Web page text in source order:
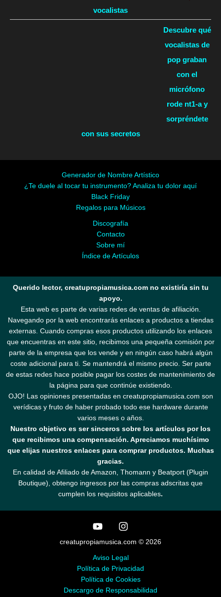
vocalistas
Descubre qué
vocalistas de
pop graban
con el
micrófono
rode nt1-a y
sorpréndete
con sus secretos
Generador de Nombre Artístico
¿Te duele al tocar tu instrumento? Analiza tu dolor aquí
Black Friday
Regalos para Músicos
Discografía
Contacto
Sobre mí
Índice de Artículos
Querido lector, creatupropiamusica.com no existiría sin tu
apoyo.
Esta web es parte de varias redes de ventas de afiliación.
Navegando por la web encontrarás enlaces a productos a tiendas
externas. Cuando compras esos productos utilizando los enlaces
que encuentras en este sitio, recibimos una pequeña comisión por
parte de la empresa que los vende y en ningún caso habrá algún
coste adicional para ti. Se mantendrá el mismo precio. Ser parte
de estas redes hace posible pagar los costes de mantenimiento de
la página para que continúe existiendo.
OJO! Las opiniones presentadas en creatupropiamusica.com son
verídicas y fruto de haber probado todo ese hardware durante
varios meses o años.
Nuestro objetivo es ser sinceros sobre los artículos por los
que recibimos una compensación. Apreciamos muchísimo
que elijas nuestros enlaces para comprar productos. Muchas
gracias.
En calidad de Afiliado de Amazon, Thomann y Beatport (Plugin
Boutique), obtengo ingresos por las compras adscritas que
cumplen los requisitos aplicables.
creatupropiamusica.com © 2026
Aviso Legal
Política de Privacidad
Política de Cookies
Descargo de Responsabilidad